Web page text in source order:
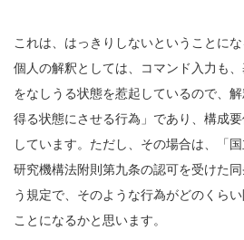
これは、はっきりしないということに
個人の解釈としては、コマンド入力も
をなしうる状態を惹起しているので、
得る状態にさせる行為」であり、構成
しています。ただし、その場合は、「
研究機構法附則第九条の認可を受けた
う規定で、そのような行為がどのくら
ことになるかと思います。